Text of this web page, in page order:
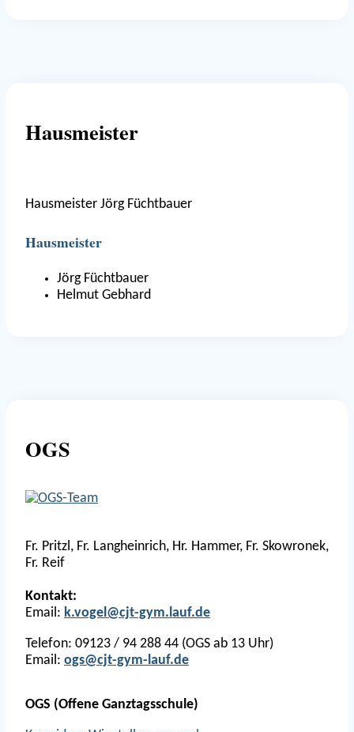
Hausmeister
Hausmeister Jörg Füchtbauer
Hausmeister
Jörg Füchtbauer
Helmut Gebhard
OGS
Fr. Pritzl, Fr. Langheinrich, Hr. Hammer, Fr. Skowronek,
Fr. Reif
Kontakt:
Email: k.vogel@cjt-gym.lauf.de
Telefon: 09123 / 94 288 44 (OGS ab 13 Uhr)
Email: ogs@cjt-gym-lauf.de
OGS (Offene Ganztagsschule)